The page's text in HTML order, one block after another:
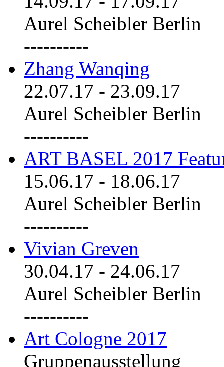
Aurel Scheibler Berlin
----------
Zhang Wanqing
22.07.17 - 23.09.17
Aurel Scheibler Berlin
----------
ART BASEL 2017
15.06.17 - 18.06.17
Aurel Scheibler Berlin
----------
Vivian Greven
30.04.17 - 24.06.17
Aurel Scheibler Berlin
----------
Art Cologne 2017
Gruppenausstellung